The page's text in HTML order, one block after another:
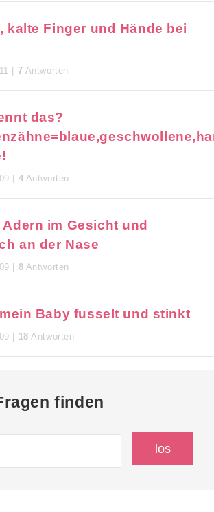
kalte Finger und Hände bei
| 7 Antworten
das?
| 4 Antworten
Adern im Gesicht und
an der Nase
| 8 Antworten
Baby fusselt und stinkt
| 18 Antworten
finden